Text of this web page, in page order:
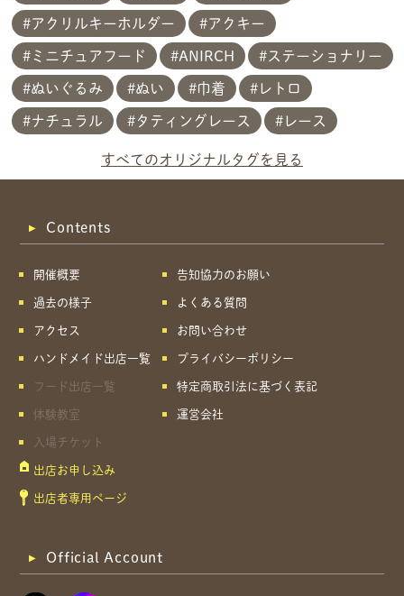
アクリルキーホルダー アクキー
ミニチュアフード ANIRCH ステーショナリー
ぬいぐるみ ぬい 巾着 レトロ
ナチュラル タティングレース レース
すべてのオリジナルタグを見る
共有方法を選択
Contents
開催概要
過去の様子
アクセス
ハンドメイド出店一覧
フード出店一覧
体験教室
入場チケット
出店お申し込み
出店者専用ページ
告知協力のお願い
よくある質問
お問い合わせ
プライバシーポリシー
特定商取引法に基づく表記
運営会社
Official Account